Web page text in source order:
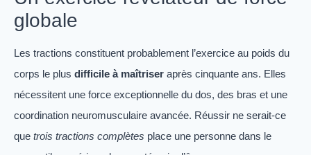
globale
Les tractions constituent probablement l’exercice au poids du
corps le plus difficile à maîtriser après cinquante ans. Elles
nécessitent une force exceptionnelle du dos, des bras et une
coordination neuromusculaire avancée. Réussir ne serait-ce
que trois tractions complètes place une personne dans le